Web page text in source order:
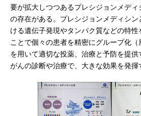
要が拡大しつつあるプレシジョンメデ
の存在がある。プレシジョンメディシ
ける遺伝子発現やタンパク質などの特
ことで個々の患者を精密にグループ化
を用いて適切な投薬、治療と予防を提
がんの診断や治療で、大きな効果を発揮